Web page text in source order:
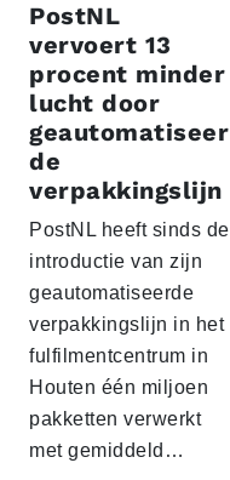
PostNL
vervoert 13
procent minder
lucht door
geautomatiseer
de
verpakkingslijn
PostNL heeft sinds de
introductie van zijn
geautomatiseerde
verpakkingslijn in het
fulfilmentcentrum in
Houten één miljoen
pakketten verwerkt
met gemiddeld…